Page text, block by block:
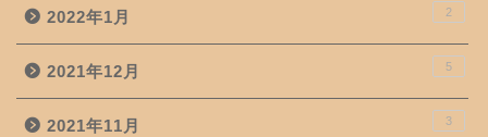
2022年1月 2
2021年12月 5
2021年11月 3